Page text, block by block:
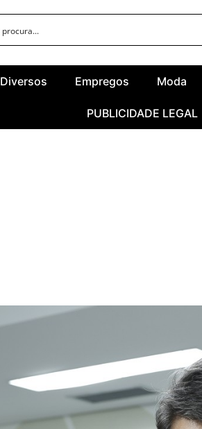
Diversos Empregos Moda
PUBLICIDADE LEGAL